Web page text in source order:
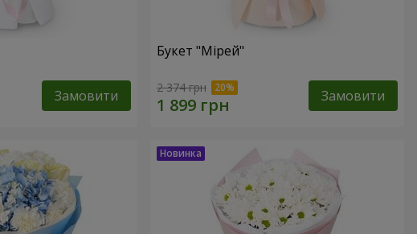
Замовити
Букет "Мірей"
2 374 грн Замовити